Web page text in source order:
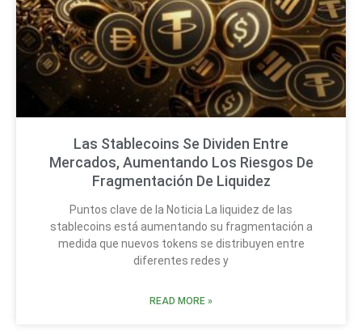
Las Stablecoins Se Dividen Entre
Mercados, Aumentando Los Riesgos De
Fragmentación De Liquidez
Puntos clave de la Noticia La liquidez de las
stablecoins está aumentando su fragmentación a
medida que nuevos tokens se distribuyen entre
diferentes redes y
READ MORE »